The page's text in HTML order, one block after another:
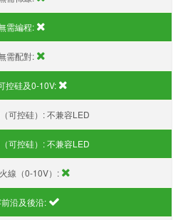
需編程:
需配對:
控硅及0-10V:
可控硅）:不兼容LED
可控硅）:不兼容LED
線（0-10V）:
沿及後沿: